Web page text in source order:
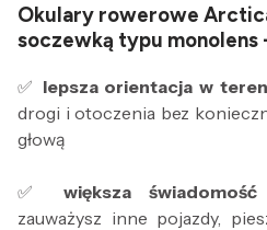
Okulary rowerowe
soczewką typu monolens
✅ lepsza orientacja w
drogi i otoczenia bez
głową
✅większa
zauważysz inne pojazdy,